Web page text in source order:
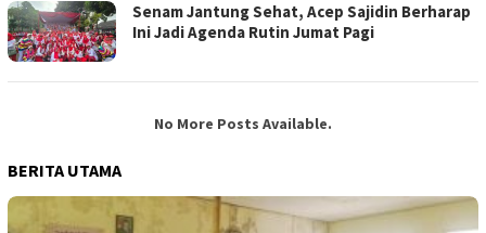
Senam Jantung Sehat, Acep Sajidin Berharap
Ini Jadi Agenda Rutin Jumat Pagi
No More Posts Available.
BERITA UTAMA